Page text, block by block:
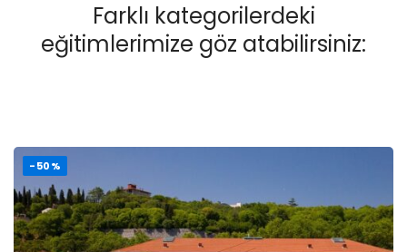
Farklı kategorilerdeki
eğitimlerimize göz atabilirsiniz:
-50%